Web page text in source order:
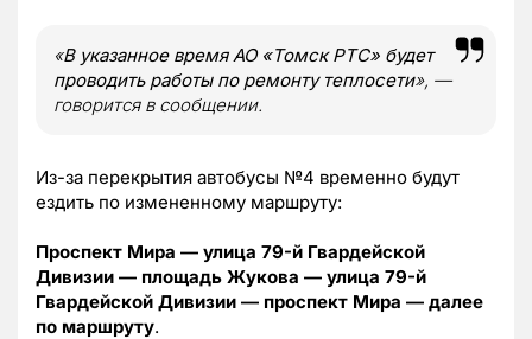
«В указанное время АО «Томск РТС» будет
проводить работы по ремонту теплосети», —
говорится в сообщении.
Из-за перекрытия автобусы №4 временно будут
ездить по измененному маршруту:
Проспект Мира — улица 79-й Гвардейской
Дивизии — площадь Жукова — улица 79-й
Гвардейской Дивизии — проспект Мира — далее
по маршруту.